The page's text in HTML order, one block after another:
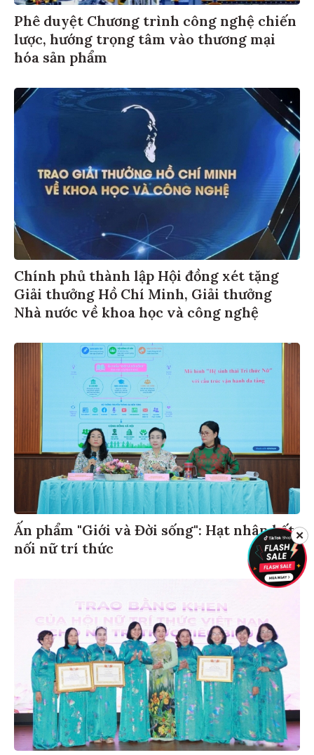
Phê duyệt Chương trình công nghệ chiến
lược, hướng trọng tâm vào thương mại
hóa sản phẩm
Chính phủ thành lập Hội đồng xét tặng
Giải thưởng Hồ Chí Minh, Giải thưởng
Nhà nước về khoa học và công nghệ
Ấn phẩm "Giới và Đời sống": Hạt nhân kết
nối nữ trí thức
✕